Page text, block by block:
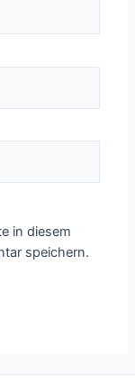
in diesem
speichern.